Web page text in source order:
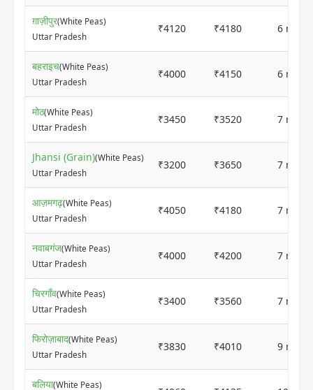
ग़ाज़ीपुर(White Peas)
Uttar Pradesh
₹4120 ₹4180 6
बहराइच(White Peas)
Uttar Pradesh
₹4000 ₹4150 6
मोठ(White Peas)
Uttar Pradesh
₹3450 ₹3520 7
Jhansi (Grain)(White Peas)
Uttar Pradesh
₹3200 ₹3650 7
आज़मगढ़(White Peas)
Uttar Pradesh
₹4050 ₹4180 7
नवाबगंज(White Peas)
Uttar Pradesh
₹4000 ₹4200 7
चिरगाँव(White Peas)
Uttar Pradesh
₹3400 ₹3560 7
फिरोज़ाबाद(White Peas)
Uttar Pradesh
₹3830 ₹4010 9
बलिया(White Peas)